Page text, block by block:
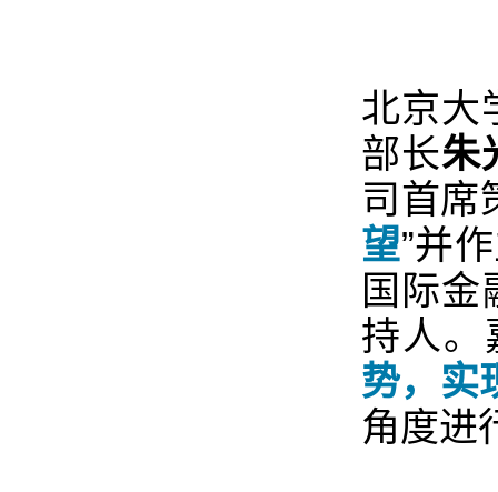
北京大
部长朱
司首席
望”并
国际金
持人。
势，实
角度进